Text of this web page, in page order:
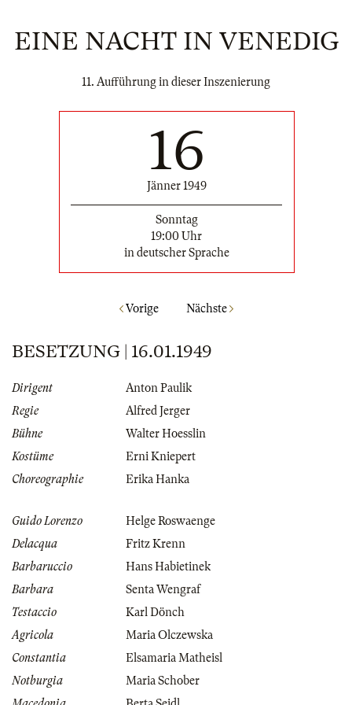
EINE NACHT IN VENEDIG
11. Aufführung in dieser Inszenierung
16
Jänner 1949
Sonntag
19:00 Uhr
in deutscher Sprache
Vorige Nächste
BESETZUNG | 16.01.1949
Dirigent
Anton Paulik
Regie
Alfred Jerger
Bühne
Walter Hoesslin
Kostüme
Erni Kniepert
Choreographie
Erika Hanka
Guido Lorenzo
Helge Roswaenge
Delacqua
Fritz Krenn
Barbaruccio
Hans Habietinek
Barbara
Senta Wengraf
Testaccio
Karl Dönch
Agricola
Maria Olczewska
Constantia
Elsamaria Matheisl
Notburgia
Maria Schober